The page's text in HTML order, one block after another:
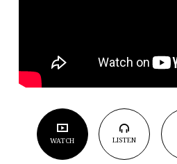
WATCH LISTEN